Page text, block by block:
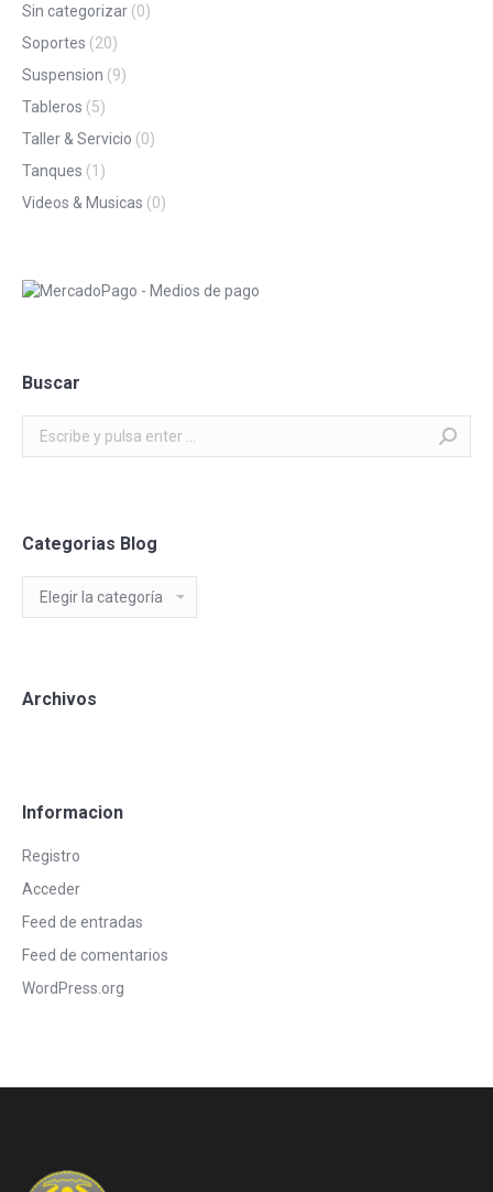
Sin categorizar (0)
Soportes (20)
Suspension (9)
Tableros (5)
Taller & Servicio (0)
Tanques (1)
Videos & Musicas (0)
Buscar
Categorias Blog
Blog
Archivos
Informacion
Registro
Acceder
Feed de entradas
Feed de comentarios
WordPress.org